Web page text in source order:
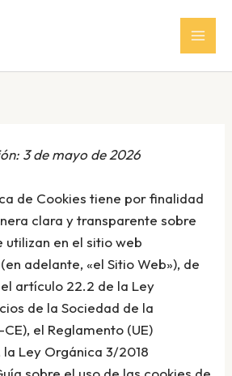
3 de mayo de 2026
de Cookies tiene por finalidad
clara y transparente sobre
utilizan en el sitio web
adelante, «el Sitio Web»), de
artículo 22.2 de la Ley
de la Sociedad de la
el Reglamento (UE)
la Ley Orgánica 3/2018